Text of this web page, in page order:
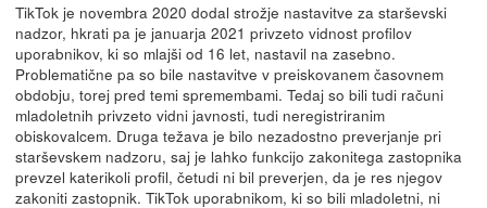
TikTok je novembra 2020 dodal strožje nastavitve za starševski
nadzor, hkrati pa je januarja 2021 privzeto vidnost profilov
uporabnikov, ki so mlajši od 16 let, nastavil na zasebno.
Problematične pa so bile nastavitve v preiskovanem časovnem
obdobju, torej pred temi spremembami. Tedaj so bili tudi računi
mladoletnih privzeto vidni javnosti, tudi neregistriranim
obiskovalcem. Druga težava je bilo nezadostno preverjanje pri
starševskem nadzoru, saj je lahko funkcijo zakonitega zastopnika
prevzel katerikoli profil, četudi ni bil preverjen, da je res njegov
zakoniti zastopnik. TikTok uporabnikom, ki so bili mladoletni, ni